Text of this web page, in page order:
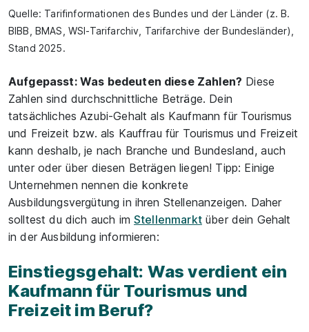
Quelle: Tarifinformationen des Bundes und der Länder (z. B.
BIBB, BMAS, WSI-Tarifarchiv, Tarifarchive der Bundesländer),
Stand 2025.
Aufgepasst: Was bedeuten diese Zahlen? Diese
Zahlen sind durchschnittliche Beträge. Dein
tatsächliches Azubi-Gehalt als Kaufmann für Tourismus
und Freizeit bzw. als Kauffrau für Tourismus und Freizeit
kann deshalb, je nach Branche und Bundesland, auch
unter oder über diesen Beträgen liegen! Tipp: Einige
Unternehmen nennen die konkrete
Ausbildungsvergütung in ihren Stellenanzeigen. Daher
solltest du dich auch imStellenmarktüber dein Gehalt
in der Ausbildung informieren:
Einstiegsgehalt: Was verdient ein
Kaufmann für Tourismus und
Freizeit im Beruf?